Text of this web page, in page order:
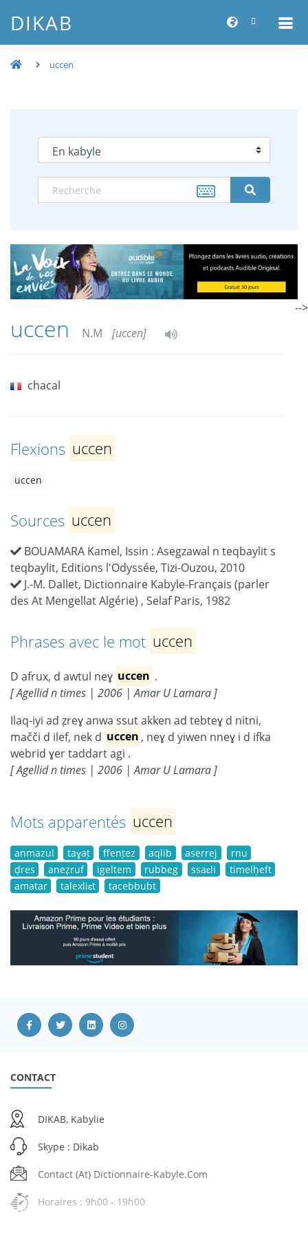
DIKAB
uccen
uccen N.M [uccen]
chacal
Flexions uccen
uccen
Sources uccen
BOUAMARA Kamel, Issin : Asegzawal n teqbaylit s
teqbaylit, Editions l'Odyssée, Tizi-Ouzou, 2010
J.-M. Dallet, Dictionnaire Kabyle-Français (parler
des At Mengellat Algérie) , Selaf Paris, 1982
Phrases avec le mot uccen
D afrux, d awtul neɣ uccen .
[ Agellid n times | 2006 | Amar U Lamara ]
Ilaq-iyi ad ẓreɣ anwa ssut akken ad tebteɣ d nitni,
mačči d ilef, nek d uccen , neɣ d yiwen nneɣ i d ifka
webrid ɣer taddart agi .
[ Agellid n times | 2006 | Amar U Lamara ]
Mots apparentés uccen
anmazul taɣaṭ ffenṭez aqlib aserrej
rnu
ḍres
aneẓruf igeltem rubbeg ssaɛli
timelḥeft
amatar
talexliɛt tacebbubt
-->
CONTACT
DIKAB, Kabylie
Skype : Dikab
Contact (at) Dictionnaire-Kabyle.com
Horaires : 9h00 - 19h00